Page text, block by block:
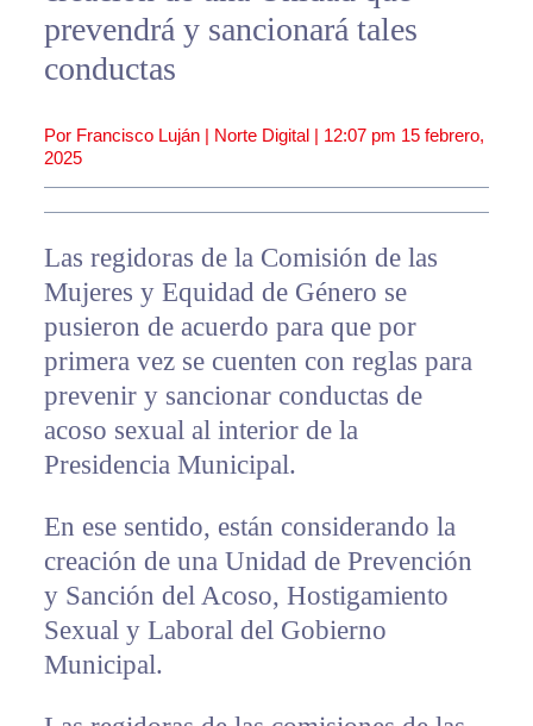
prevendrá y sancionará tales
conductas
Por Francisco Luján | Norte Digital | 12:07 pm 15 febrero,
2025
Las regidoras de la Comisión de las
Mujeres y Equidad de Género se
pusieron de acuerdo para que por
primera vez se cuenten con reglas para
prevenir y sancionar conductas de
acoso sexual al interior de la
Presidencia Municipal.
En ese sentido, están considerando la
creación de una Unidad de Prevención
y Sanción del Acoso, Hostigamiento
Sexual y Laboral del Gobierno
Municipal.